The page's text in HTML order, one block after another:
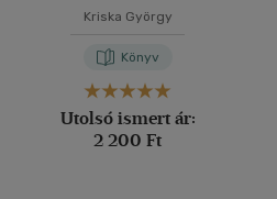
Kriska György
Könyv
Utolsó ismert ár:
2 200 Ft